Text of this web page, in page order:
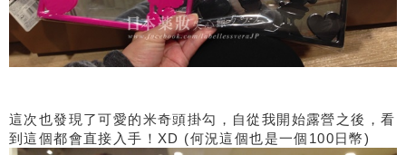
這次也發現了可愛的米奇頭掛勾，自從我開始露營之後，看
到這個都會直接入手！XD (何況這個也是一個100日幣)